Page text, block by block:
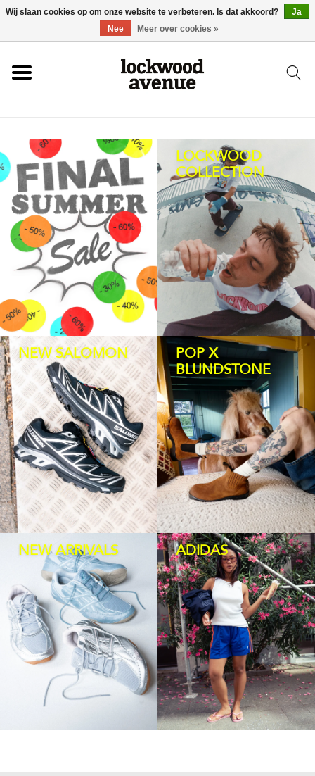
HOME
NIEUW
SCHOENEN
KLEDING
ACCESSOIRES
SKATEBOARD
HOMEWARE
SALE
MERKEN
THE EDIT
LOCKWOOD
COLLECTION
NEW SALOMON
POP X
BLUNDSTONE
NEW ARRIVALS ADIDAS
Wij slaan cookies op om onze website te verbeteren. Is dat akkoord?
Ja
Nee
Meer over cookies »